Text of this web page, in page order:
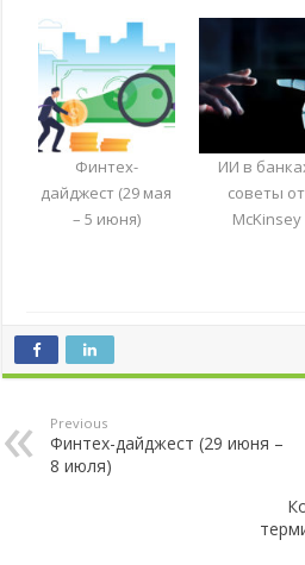
Финтех-
дайджест (29 мая
– 5 июня)
ИИ в
советы от
McKinsey
Previous
Финтех-дайджест (29 июня –
8 июля)